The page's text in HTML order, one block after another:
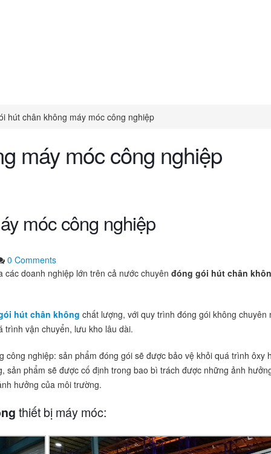
hút chân không máy móc công nghiệp
máy móc công nghiệp
móc công nghiệp
0 Comments
doanh nghiệp lớn trên cả nước chuyên đóng gói hút chân
hút chân không chất lượng, với quy trình đóng gói không chuyên
trình vận chuyển, lưu kho lâu dài.
công nghiệp: sản phẩm đóng gói sẽ được bảo vệ khỏi quá trình ôxy
sản phẩm sẽ được cố định trong bao bì trách được những ảnh
hưởng của môi trường.
thiết bị máy móc: